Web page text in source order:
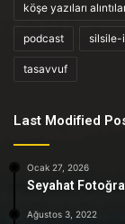
köşe yazıları
podcast silsile-
tasavvuf
Last Modified
Ocak 27, 2026
Seyahat
Ağustos 3, 2022